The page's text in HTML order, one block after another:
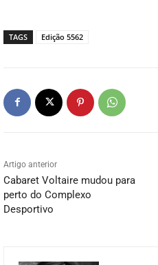
TAGS Edição 5562
Artigo anterior
Cabaret Voltaire mudou para
perto do Complexo
Desportivo